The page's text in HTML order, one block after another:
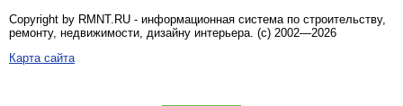
Copyright by RMNT.RU - информационная система по строительству,
ремонту, недвижимости, дизайну интерьера . (c) 2002—2026
Карта сайта